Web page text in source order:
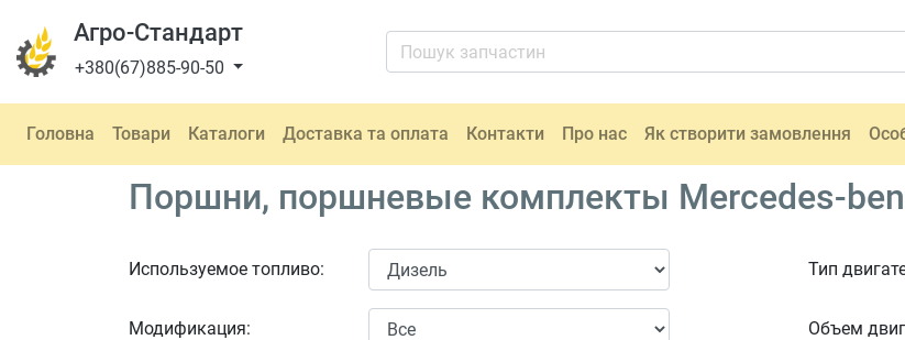
Агро-Стандарт
+380(67)885-90-50
Головна Товари Каталоги Доставка та оплата Контакти Про нас Як створити замовлення
Поршни, поршневые комплекты Mercedes-
Используемое топливо:
Модификация:
Тип
Объем